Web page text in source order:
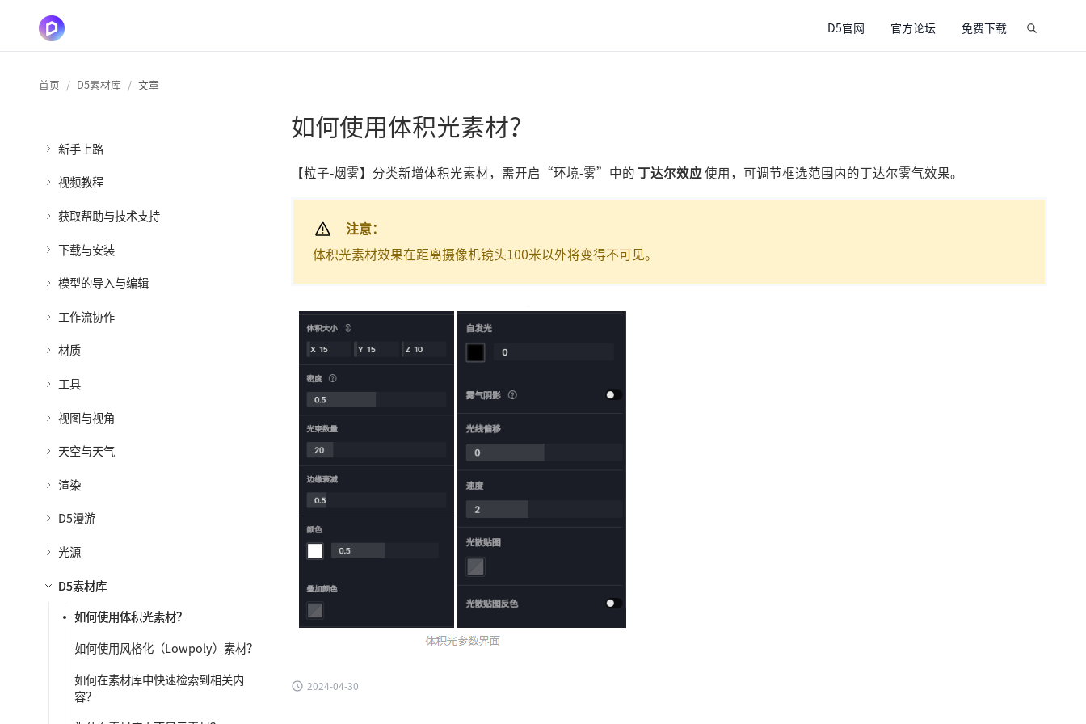
D5官网 官方论坛 免费下载
首页 D5素材库 文章
新手上路
视频教程
获取帮助与技术支持
下载与安装
模型的导入与编辑
工作流协作
材质
工具
视图与视角
天空与天气
渲染
D5漫游
光源
D5素材库
如何使用体积光素材？
如何使用风格化（Lowpoly）素材？
如何在素材库中快速检索到相关内
容？
如何使用体积光素材？
【粒子-烟雾】分类新增体积光素材，需开启“环境-雾”中的 丁达尔效应使用，可调节框选范围内的丁达尔雾气效果。
注意：
体积光素材效果在距离摄像机镜头100米以外将变得不可见。
2024-04-30